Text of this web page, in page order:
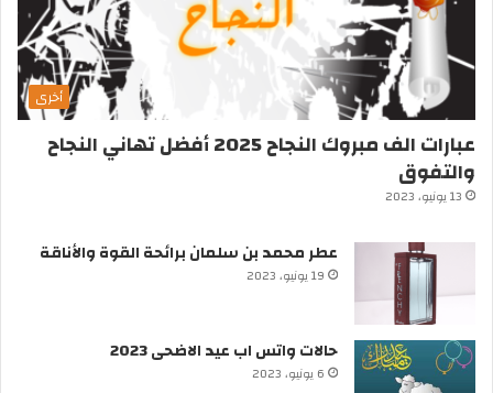
أخرى
عبارات الف مبروك النجاح 2025 أفضل تهاني النجاح
والتفوق
13 يونيو، 2023
عطر محمد بن سلمان برائحة القوة والأناقة
19 يونيو، 2023
حالات واتس اب عيد الاضحى 2023
6 يونيو، 2023